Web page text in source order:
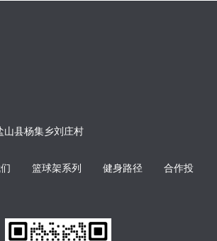
山县杨集乡刘庄村
篮球架系列 健身路径
合作投